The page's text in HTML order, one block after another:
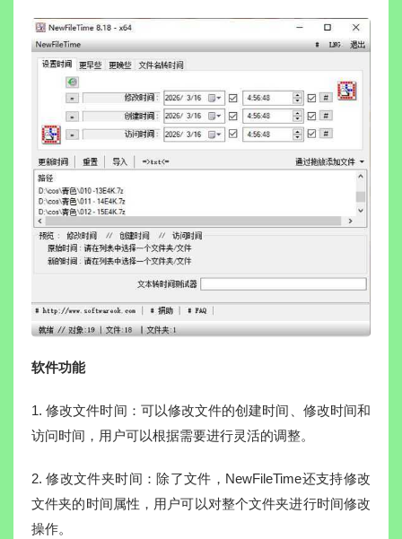
软件功能
1. 修改文件时间：可以修改文件的创建时间、修改时间和
访问时间，用户可以根据需要进行灵活的调整。
2. 修改文件夹时间：除了文件，NewFileTime还支持修改
文件夹的时间属性，用户可以对整个文件夹进行时间修改
操作。